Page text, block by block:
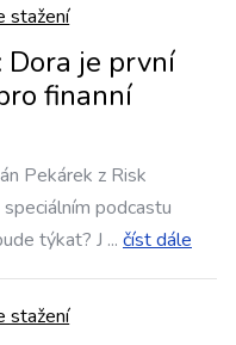
stažení
Dora je první
finanní
Pekárek z Risk
podcastu
týkat? J ... číst dále
stažení